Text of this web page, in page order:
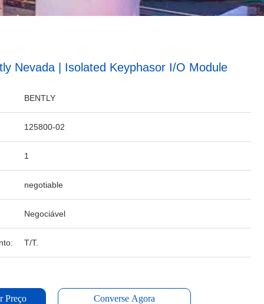
Nevada | Isolated Keyphasor I/O Module
BENTLY
125800-02
1
negotiable
Negociável
T/T.
Preço Converse Agora